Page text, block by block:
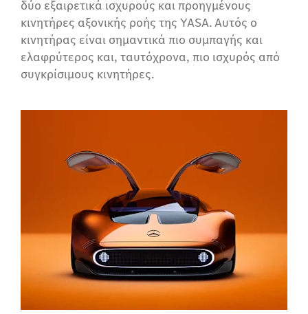
δύο εξαιρετικά ισχυρούς και προηγμένους
κινητήρες αξονικής ροής της YASA. Αυτός ο
κινητήρας είναι σημαντικά πιο συμπαγής και
ελαφρύτερος και, ταυτόχρονα, πιο ισχυρός από
συγκρίσιμους κινητήρες.